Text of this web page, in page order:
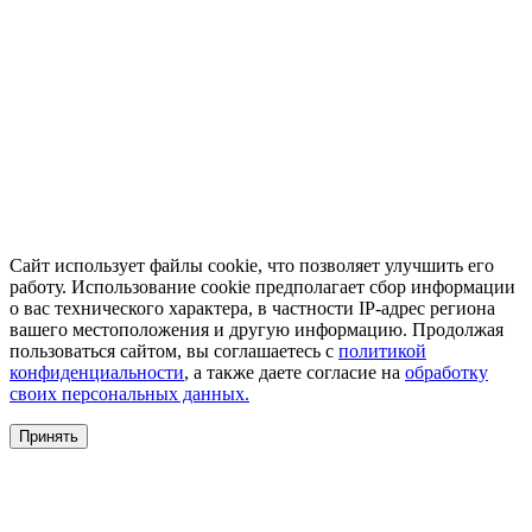
Сайт использует файлы cookie, что позволяет улучшить его
работу. Использование cookie предполагает сбор информации
о вас технического характера, в частности IP-адрес региона
вашего местоположения и другую информацию. Продолжая
пользоваться сайтом, вы соглашаетесь с политикой
конфиденциальности, а также даете согласие на обработку
своих персональных данных.
Принять